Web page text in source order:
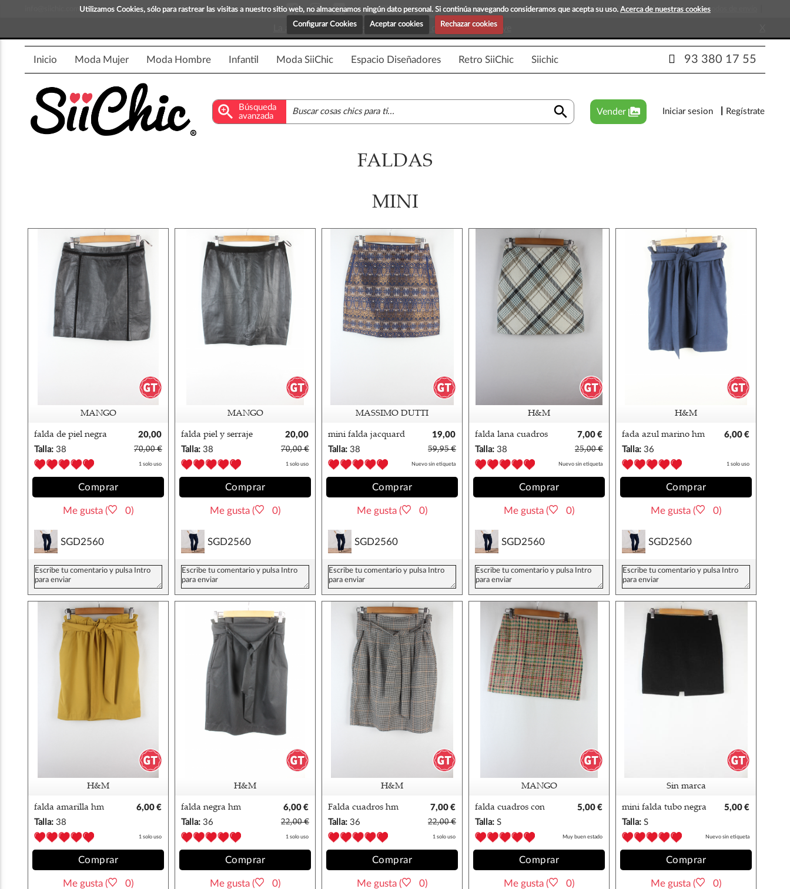
Utilizamos Cookies, sólo para rastrear las visitas a nuestro sitio web, no almacenamos ningún dato personal. Si continúa navegando consideramos que acepta su uso. Acerca de nuestras cookies
Configurar Cookies
Aceptar cookies Rechazar cookies
¡Compra y vende moda! Blog Siichic ¡Descubre maravillosas prendas que esperan tu visita! Preguntas frecuentes Métodos de envío
La app para android esta en fase beta, disponible en breve
Inicio Moda Mujer Moda Hombre Infantil Moda SiiChic Espacio Diseñadores Retro SiiChic Siichic 93 380 17 55
zoom_in
Búsqueda
avanzada
search Vender perm_media Iniciar sesion Regístrate
FALDAS
MINI
MANGO
falda de piel negra
mango
20,00
€
Talla: 38 70,00 €
1 solo uso
Comprar
Me gusta ( 0)
SGD2560
MANGO
falda piel y serraje
negro mango
20,00
€
Talla: 38 70,00 €
1 solo uso
Comprar
Me gusta ( 0)
SGD2560
MASSIMO DUTTI
mini falda jacquard
azul massimo dutti
19,00
€
Talla: 38 59,95 €
Nuevo sin etiqueta
Comprar
Me gusta ( 0)
SGD2560
H&M
falda lana cuadros
hm
7,00 €
Talla: 38 25,00 €
Nuevo sin etiqueta
Comprar
Me gusta ( 0)
SGD2560
H&M
fada azul marino hm
6,00 €
Talla: 36
1 solo uso
Comprar
Me gusta ( 0)
SGD2560
H&M
falda amarilla hm
6,00 €
Talla: 38
1 solo uso
Comprar
Me gusta ( 0)
H&M
falda negra hm
6,00 €
Talla: 36 22,00 €
1 solo uso
Comprar
Me gusta ( 0)
H&M
Falda cuadros hm
7,00 €
Talla: 36 22,00 €
1 solo uso
Comprar
Me gusta ( 0)
MANGO
falda cuadros con
lana mango
5,00 €
Talla: S
Muy buen estado
Comprar
Me gusta ( 0)
Sin marca
mini falda tubo negra
5,00 €
Talla: S
Nuevo sin etiqueta
Comprar
Me gusta ( 0)